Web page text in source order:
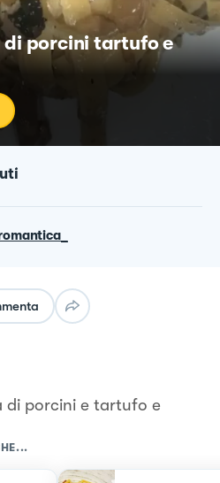
di porcini tartufo e
di porcini e tartufo e